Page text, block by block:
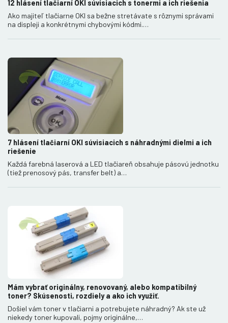
12 hlásení tlačiarní OKI súvisiacich s tonermi a ich riešenia
Ako majiteľ tlačiarne OKI sa bežne stretávate s rôznymi správami
na displeji a konkrétnymi chybovými kódmi.…
7 hlásení tlačiarní OKI súvisiacich s náhradnými dielmi a ich
riešenie
Každá farebná laserová a LED tlačiareň obsahuje pásovú jednotku
(tiež prenosový pás, transfer belt) a…
Mám vybrať originálny, renovovaný, alebo kompatibilný
toner? Skúsenosti, rozdiely a ako ich využiť.
Došiel vám toner v tlačiarni a potrebujete náhradný? Ak ste už
niekedy toner kupovali, pojmy originálne,…